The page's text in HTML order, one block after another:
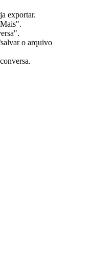
exportar.
o arquivo